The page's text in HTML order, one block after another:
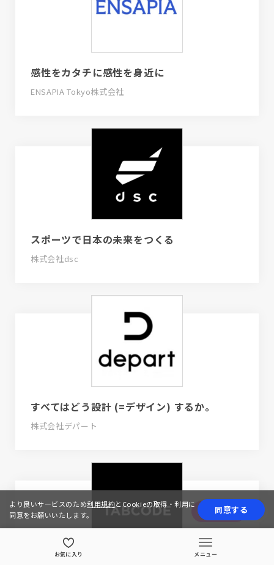
お気に入り メニュー
応募する
感性をカタチに感性を身近に
ENSAPIA Tokyo株式会社
スポーツで日本の未来をつくる
株式会社dsc
すべてはどう設計 (=デザイン) するか。
株式会社デパート
より良いサービスのため利用規約とCookieの取得・利用に
同意をお願いいたします。
同意する